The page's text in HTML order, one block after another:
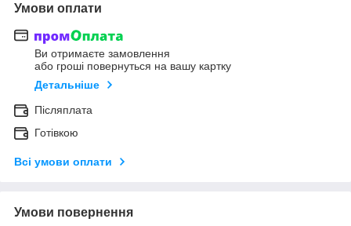
Умови оплати
Ви отримаєте замовлення
або гроші повернуться на вашу картку
Детальніше
Післяплата
Готівкою
Всі умови оплати
Умови повернення